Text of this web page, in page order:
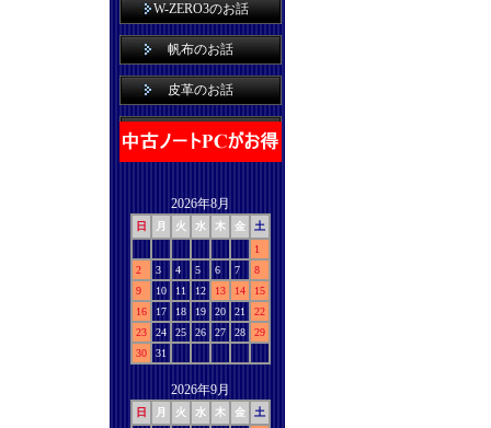
W-ZERO3のお話
帆布のお話
皮革のお話
2026年8月
日 月 火 水 木 金
土
1
2
3 4 5 6 7
8
9
10 11 12 13 14
15
16
17 18 19 20 21
22
23
24 25 26 27 28
29
30
31
2026年9月
日 月 火 水 木 金
土